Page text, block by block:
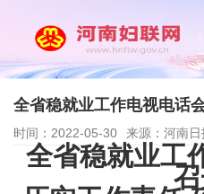
全省稳就业工作电视电话
时间：2022-05-30 来源：河南日
全省稳就业工